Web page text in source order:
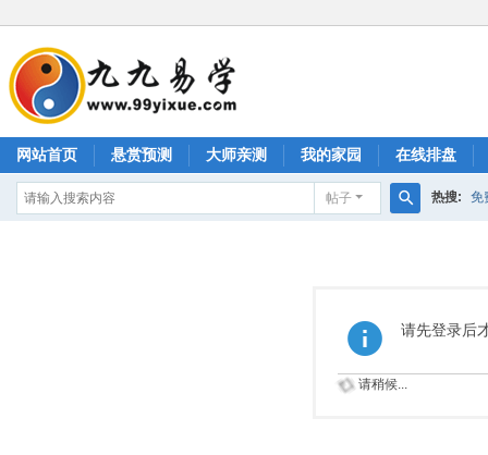
网站首页 悬赏预测 大师亲测 我的家园 在线排盘
帖子 热搜: 免
请先登录后
请稍候...